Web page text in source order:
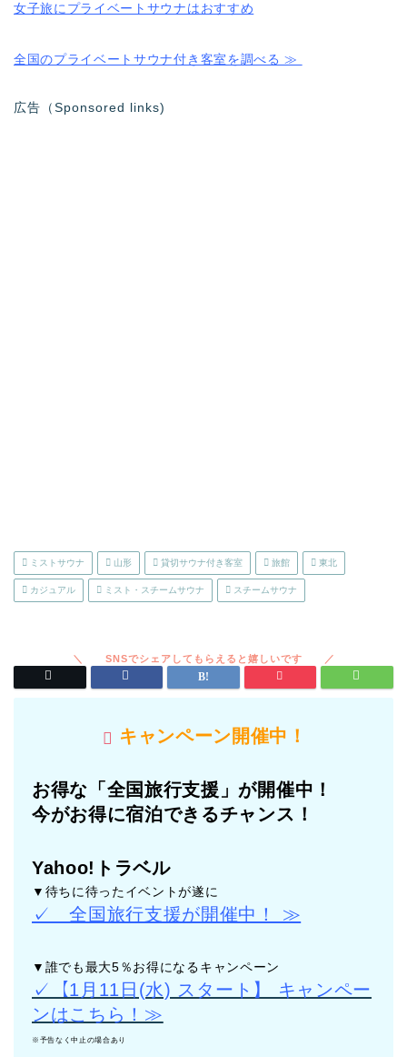
女子旅にプライベートサウナはおすすめ
全国のプライベートサウナ付き客室を調べる ≫
広告（Sponsored links)
ミストサウナ 山形 貸切サウナ付き客室 旅館 東北
カジュアル ミスト・スチームサウナ スチームサウナ
キャンペーン開催中！
お得な「全国旅行支援」が開催中！
今がお得に宿泊できるチャンス！
Yahoo!トラベル
▼待ちに待ったイベントが遂に
✓ 全国旅行支援が開催中！ ≫
▼誰でも最大5％お得になるキャンペーン
✓【1月11日(水) スタート】 キャンペー
ンはこちら！≫
※予告なく中止の場合あり